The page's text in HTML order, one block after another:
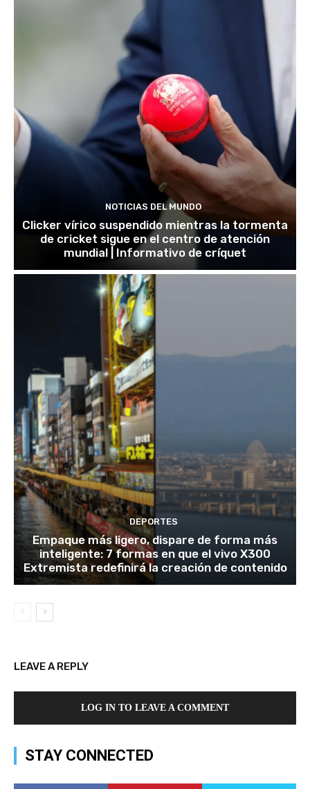
NOTICIAS DEL MUNDO
Clicker vírico suspendido mientras la tormenta
de cricket sigue en el centro de atención
mundial | Informativo de críquet
DEPORTES
Empaque más ligero, dispare de forma más
inteligente: 7 formas en que el vivo X300
Extremista redefinirá la creación de contenido
LEAVE A REPLY
LOG IN TO LEAVE A COMMENT
STAY CONNECTED